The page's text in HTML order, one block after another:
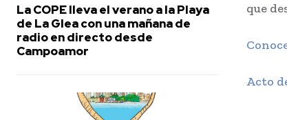
La COPE lleva el verano a la Playa
de La Glea con una mañana de
radio en directo desde
Campoamor
que
Acto